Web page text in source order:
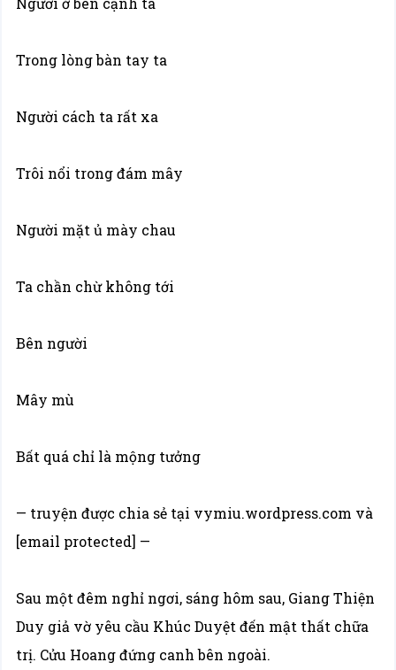
Trong lòng bàn tay ta
Người cách ta rất xa
Trôi nổi trong đám mây
Người mặt ủ mày chau
Ta chần chừ không tới
Bên người
Mây mù
Bất quá chỉ là mộng tưởng
— truyện được chia sẻ tại vymiu.wordpress.com và
[email protected] —
Sau một đêm nghỉ ngơi, sáng hôm sau, Giang Thiện
Duy giả vờ yêu cầu Khúc Duyệt đến mật thất chữa
trị. Cửu Hoang đứng canh bên ngoài.